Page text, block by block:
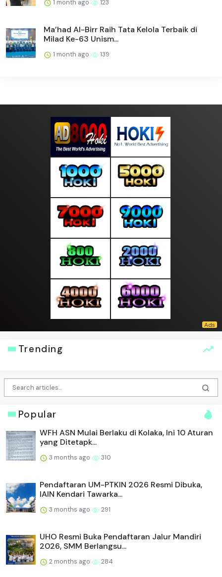
1 month ago 123
Ma’had Al-Birr Raih Tata Kelola Terbaik di
Milad Ke-63 Unism...
1 month ago 139
Trending
Popular
WFH ASN Mulai Berlaku di Kolaka, Ini 10 Aturan
yang Ditetapk...
3 months ago 310
Pendaftaran UM-PTKIN 2026 Resmi Dibuka,
IAIN Kendari Tawarka...
3 months ago 291
UHO Resmi Buka Pendaftaran Jalur Mandiri
2026, SMM Berlangsu...
2 months ago 284